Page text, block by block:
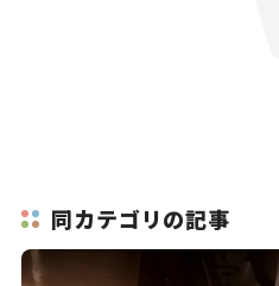
同カテゴリの記事